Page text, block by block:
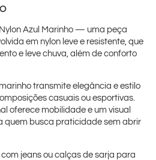
Azul Marinho — uma peça
em nylon leve e resistente, que
e leve chuva, além de conforto
transmite elegância e estilo
casuais ou esportivas.
oferece mobilidade e um visual
quem busca praticidade sem abrir
jeans ou calças de sarja para